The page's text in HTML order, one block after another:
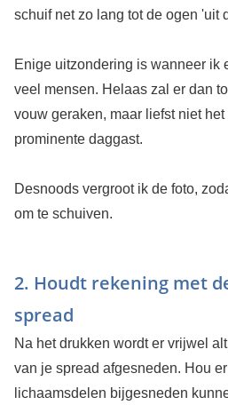
schuif net zo lang tot de ogen 'uit
Enige uitzondering is wanneer ik
veel mensen. Helaas zal er dan
vouw geraken, maar liefst niet
prominente daggast.
Desnoods vergroot ik de foto,
om te schuiven.
2. Houdt rekening met
spread
Na het drukken wordt er vrijwel
van je spread afgesneden. Hou
lichaamsdelen bijgesneden